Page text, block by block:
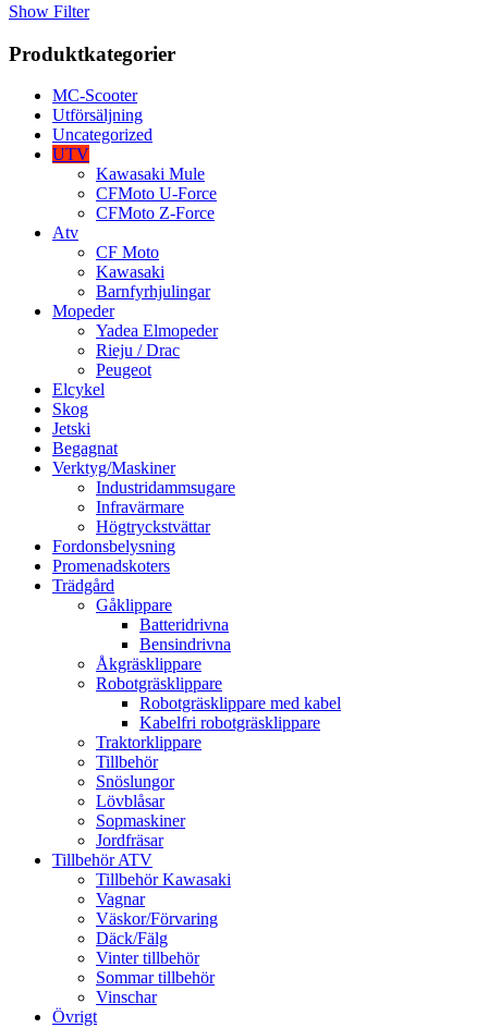
Show Filter
Produktkategorier
MC-Scooter
Utförsäljning
Uncategorized
UTV
Kawasaki Mule
CFMoto U-Force
CFMoto Z-Force
Atv
CF Moto
Kawasaki
Barnfyrhjulingar
Mopeder
Yadea Elmopeder
Rieju / Drac
Peugeot
Elcykel
Skog
Jetski
Begagnat
Verktyg/Maskiner
Industridammsugare
Infravärmare
Högtryckstvättar
Fordonsbelysning
Promenadskoters
Trädgård
Gåklippare
Batteridrivna
Bensindrivna
Åkgräsklippare
Robotgräsklippare
Robotgräsklippare med kabel
Kabelfri robotgräsklippare
Traktorklippare
Tillbehör
Snöslungor
Lövblåsar
Sopmaskiner
Jordfräsar
Tillbehör ATV
Tillbehör Kawasaki
Vagnar
Väskor/Förvaring
Däck/Fälg
Vinter tillbehör
Sommar tillbehör
Vinschar
Övrigt